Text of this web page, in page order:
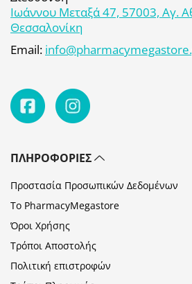
Ιωάννου Μεταξά 47, 57003, Αγ.
Θεσσαλονίκη
Email:
ΠΛΗΡΟΦΟΡΊΕΣ
Προστασία Προσωπικών Δεδομένων
Το PharmacyMegastore
Όροι Χρήσης
Τρόποι Αποστολής
Πολιτική επιστροφών